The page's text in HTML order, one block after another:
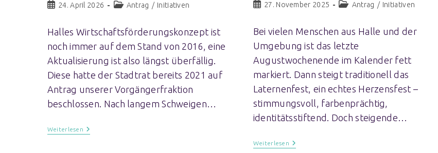
24. April 2026 Antrag / Initiativen
Halles Wirtschaftsförderungskonzept ist
noch immer auf dem Stand von 2016, eine
Aktualisierung ist also längst überfällig.
Diese hatte der Stadtrat bereits 2021 auf
Antrag unserer Vorgängerfraktion
beschlossen. Nach langem Schweigen…
Weiterlesen
27. November 2025 Antrag / Initiativen
Bei vielen Menschen aus Halle und der
Umgebung ist das letzte
Augustwochenende im Kalender fett
markiert. Dann steigt traditionell das
Laternenfest, ein echtes Herzensfest –
stimmungsvoll, farbenprächtig,
identitätsstiftend. Doch steigende…
Weiterlesen